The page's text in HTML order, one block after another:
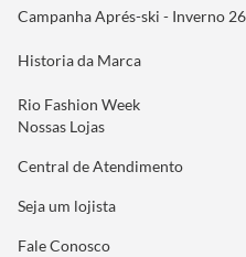
Campanha Aprés-ski - Inverno 26
Historia da Marca
Rio Fashion Week
Nossas Lojas
Central de Atendimento
Seja um lojista
Fale Conosco